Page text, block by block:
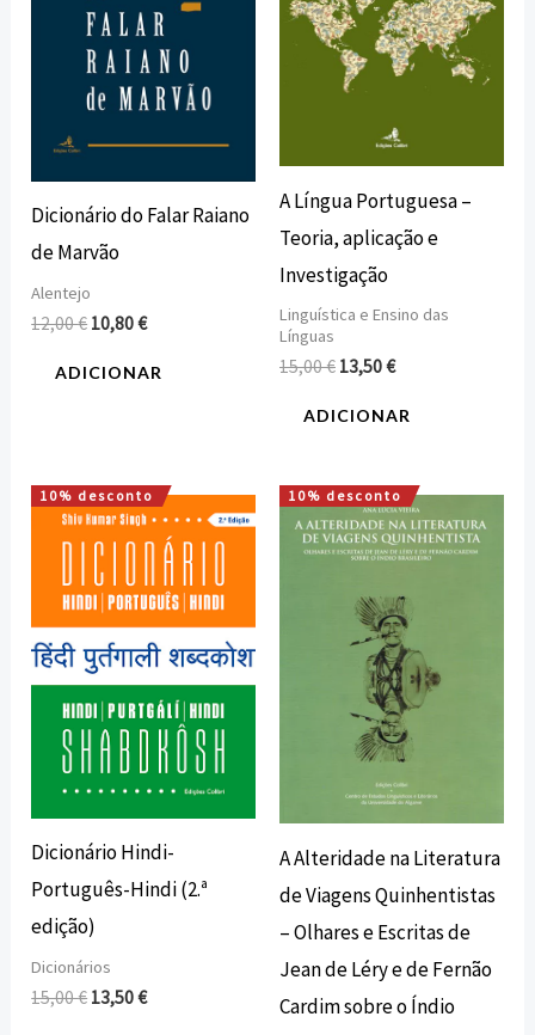
Dicionário do Falar Raiano
de Marvão
Alentejo
12,00€ 10,80€
ADICIONAR
A Língua Portuguesa –
Teoria, aplicação e
Investigação
Linguística e Ensino das
Línguas
15,00€ 13,50€
ADICIONAR
10% desconto
Dicionário Hindi-
Português-Hindi (2.ª
edição)
Dicionários
15,00€
O
preço
original
era:
15,00 €.
13,50€
O
preço
atual
13,50 €.
10% desconto
A Alteridade na Literatura
de Viagens Quinhentistas
– Olhares e Escritas de
Jean de Léry e de Fernão
Cardim sobre o Índio
O
preço
original
8,40 €.
O
preço
atual
7,56 €.